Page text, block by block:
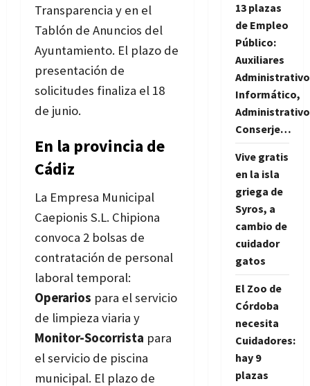
Transparencia y en el
Tablón de Anuncios del
Ayuntamiento. El plazo de
presentación de
solicitudes finaliza el 18
de junio.
En la provincia de
Cádiz
La Empresa Municipal
Caepionis S.L. Chipiona
convoca 2 bolsas de
contratación de personal
laboral temporal:
Operarios para el servicio
de limpieza viaria y
Monitor-Socorrista para
el servicio de piscina
municipal. El plazo de
13 plazas
de Empleo
Público:
Auxiliares
Informático,
Conserje…
Vive gratis
en la isla
griega de
Syros, a
cambio de
cuidador
gatos
El Zoo de
Córdoba
necesita
Cuidadores:
hay 9
plazas